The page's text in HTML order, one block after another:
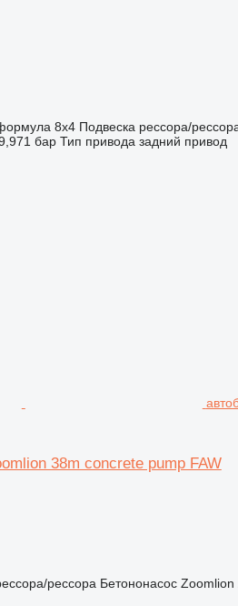
8x4 Подвеска рессора/
бар Тип привода задний привод
38m concrete pump FAW
рессора Бетононасос Zoomlion